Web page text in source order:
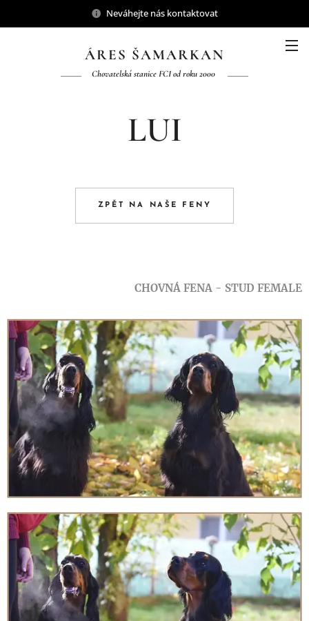
Neváhejte nás kontaktovat
ÁRES ŠAMARKAN
Chovatelská stanice FCI od roku 2000
LUI
ZPĚT NA NAŠE FENY
CHOVNÁ FENA - STUD FEMALE